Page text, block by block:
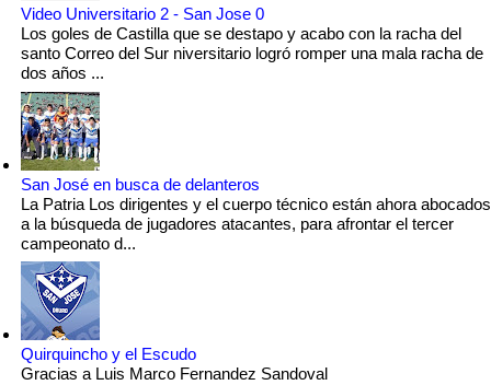
Video Universitario 2 - San Jose 0
Los goles de Castilla que se destapo y acabo con la racha del
santo Correo del Sur niversitario logró romper una mala racha de
dos años ...
San José en busca de delanteros
La Patria Los dirigentes y el cuerpo técnico están ahora abocados
a la búsqueda de jugadores atacantes, para afrontar el tercer
campeonato d...
Quirquincho y el Escudo
Gracias a Luis Marco Fernandez Sandoval